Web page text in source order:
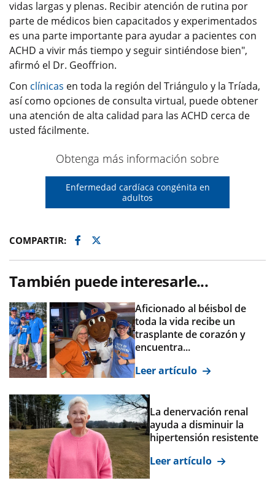
vidas largas y plenas. Recibir atención de rutina por
parte de médicos bien capacitados y experimentados
es una parte importante para ayudar a pacientes con
ACHD a vivir más tiempo y seguir sintiéndose bien",
afirmó el Dr. Geoffrion.
Con clínicas en toda la región del Triángulo y la Tríada,
así como opciones de consulta virtual, puede obtener
una atención de alta calidad para las ACHD cerca de
usted fácilmente.
Obtenga más información sobre
Enfermedad cardíaca congénita en
adultos
COMPARTIR: Facebook
Twitter
También puede interesarle...
Aficionado al béisbol de
toda la vida recibe un
trasplante de corazón y
encuentra...
Leer artículo
La denervación renal
ayuda a disminuir la
hipertensión resistente
Leer artículo